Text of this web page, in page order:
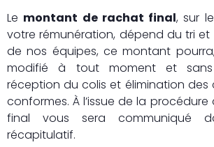
Le montant de rachat final, sur
votre rémunération, dépend du tri
de nos équipes, ce montant
modifié à tout moment et sans
réception du colis et élimination
conformes. À l’issue de la
final vous sera communiqué
récapitulatif.